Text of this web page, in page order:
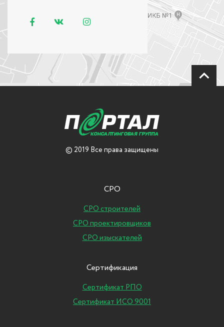
© 2019 Все права защищены
СРО
СРО строителей
СРО проектировщиков
СРО изыскателей
Сертификация
Сертификат РПО
Сертификат ИСО 9001